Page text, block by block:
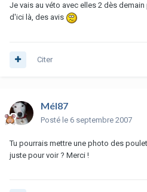
Je vais au véto avec elles 2 dès
d'ici là, des avis
Citer
Mél87
Posté le 6 septembre 2007
Tu pourrais mettre une photo des
juste pour voir ? Merci !